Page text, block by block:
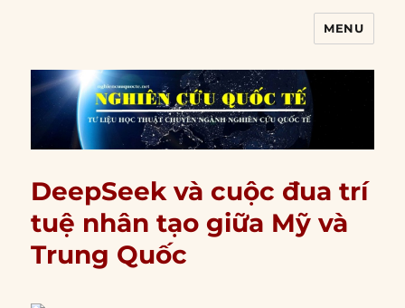
MENU
DeepSeek và cuộc đua trí
tuệ nhân tạo giữa Mỹ và
Trung Quốc